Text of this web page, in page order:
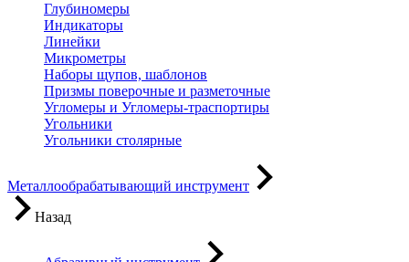
Глубиномеры
Индикаторы
Линейки
Микрометры
Наборы щупов, шаблонов
Призмы поверочные и разметочные
Угломеры и Угломеры-траспортиры
Угольники
Угольники столярные
Металлообрабатывающий инструмент
Назад